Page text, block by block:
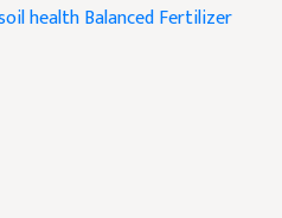
healthBalanced Fertilizer